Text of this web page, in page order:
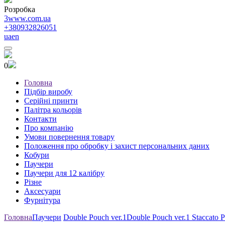
Розробка
3www.com.ua
+380932826051
uaen
0
Головна
Підбір виробу
Серійні принти
Палітра кольорів
Контакти
Про компанію
Умови повернення товару
Положення про обробку і захист персональних даних
Кобури
Паучери
Паучери для 12 калібру
Різне
Аксесуари
Фурнітура
ГоловнаПаучери Double Pouch ver.1Double Pouch ver.1 Staccato